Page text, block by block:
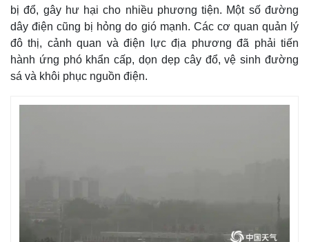
bị đổ, gây hư hại cho nhiều phương tiện. Một số đường
dây điện cũng bị hỏng do gió mạnh. Các cơ quan quản lý
đô thị, cảnh quan và điện lực địa phương đã phải tiến
hành ứng phó khẩn cấp, dọn dẹp cây đổ, vệ sinh đường
sá và khôi phục nguồn điện.